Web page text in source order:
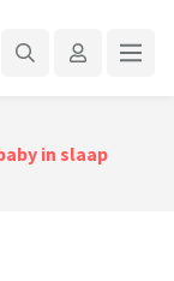
in slaap